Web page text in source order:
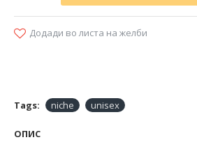
Додади во листа на желби
Tags: niche unisex
ОПИС